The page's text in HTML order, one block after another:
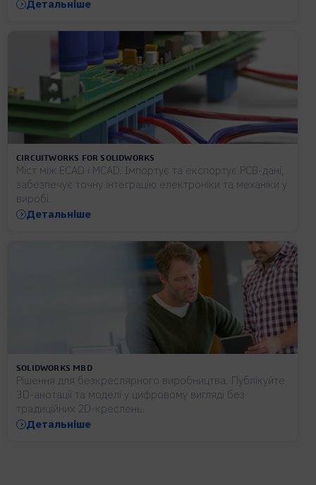
Детальніше
CIRCUITWORKS FOR SOLIDWORKS
Міст між ECAD і MCAD. Імпортує та експортує PCB-дані,
забезпечує точну інтеграцію електроніки та механіки у
виробі.
Детальніше
SOLIDWORKS MBD
Рішення для безкреслярного виробництва. Публікуйте
3D-анотації та моделі у цифровому вигляді без
традиційних 2D-креслень.
Детальніше